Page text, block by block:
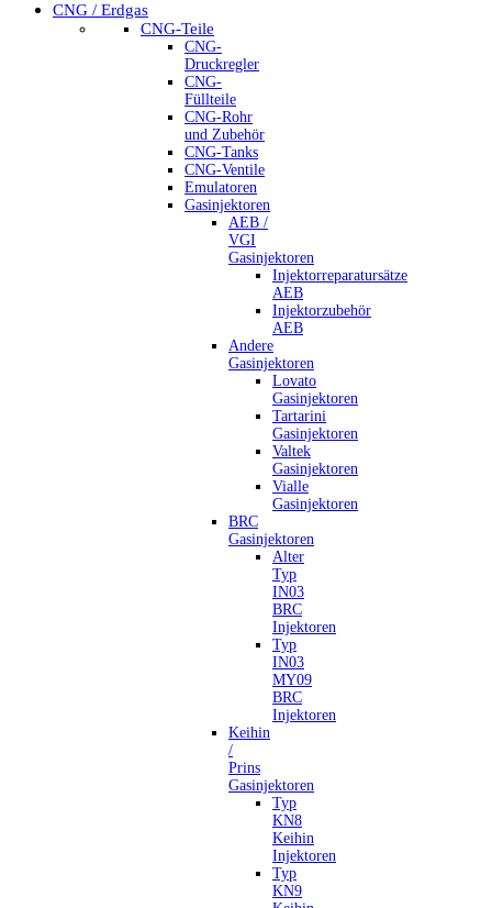
CNG / Erdgas
CNG-Teile
CNG-
Druckregler
CNG-
Füllteile
CNG-Rohr
und Zubehör
CNG-Tanks
CNG-Ventile
Emulatoren
Gasinjektoren
AEB /
VGI
Gasinjektoren
Injektorreparatursätze
AEB
Injektorzubehör
AEB
Andere
Gasinjektoren
Lovato
Gasinjektoren
Tartarini
Gasinjektoren
Valtek
Gasinjektoren
Vialle
Gasinjektoren
BRC
Gasinjektoren
Alter
Typ
IN03
BRC
Injektoren
Typ
IN03
MY09
BRC
Injektoren
Keihin
/
Prins
Gasinjektoren
Typ
KN8
Keihin
Injektoren
Typ
KN9